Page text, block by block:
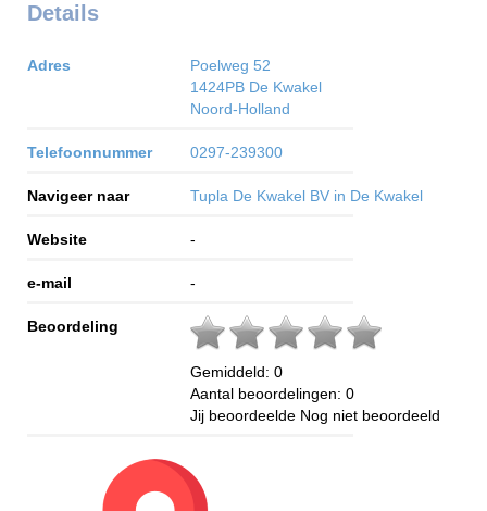
Details
Adres
Poelweg 52
1424PB De Kwakel
Noord-Holland
Telefoonnummer 0297-239300
Navigeer naar Tupla De Kwakel BV in De Kwakel
Website -
e-mail -
Beoordeling
Gemiddeld: 0
Aantal beoordelingen: 0
Jij beoordeelde Nog niet beoordeeld